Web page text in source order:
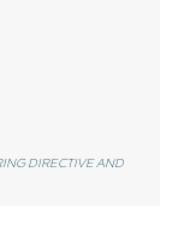
DIRECTIVE AND